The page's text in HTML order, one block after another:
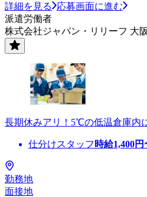
詳細を見る
応募画面に進む
派遣労働者
株式会社ジャパン・リリーフ 大
長期休みアリ！5℃の低温倉庫内
仕分けスタッフ 時給1,400円
勤務地
面接地